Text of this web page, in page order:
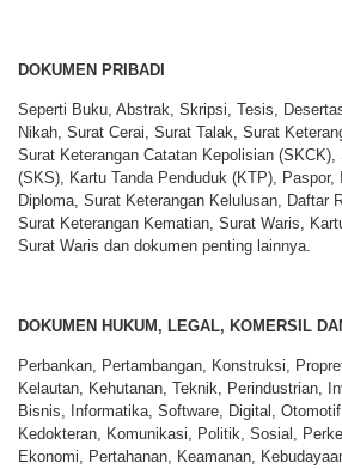
DOKUMEN PRIBADI
Seperti Buku, Abstrak, Skripsi, Tesis,
Nikah, Surat Cerai, Surat Talak, Surat
Surat Keterangan Catatan Kepolisian
(SKS), Kartu Tanda Penduduk (KTP), Paspor,
Diploma, Surat Keterangan Kelulusan, Daftar
Surat Keterangan Kematian, Surat Waris,
Surat Waris dan dokumen penting lainnya.
DOKUMEN HUKUM, LEGAL, KOMERSIL
Perbankan, Pertambangan, Konstruksi,
Kelautan, Kehutanan, Teknik, Perindustrian,
Bisnis, Informatika, Software, Digital,
Kedokteran, Komunikasi, Politik, Sosial,
Ekonomi, Pertahanan, Keamanan,